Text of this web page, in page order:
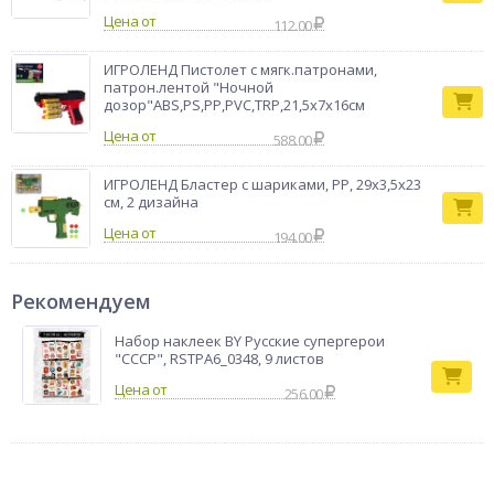
Цена от
112.00
ИГРОЛЕНД Пистолет с мягк.патронами,
патрон.лентой "Ночной
дозор"ABS,PS,PP,PVC,TRP,21,5х7х16см
Цена от
588.00
ИГРОЛЕНД Бластер с шариками, PP, 29х3,5х23
см, 2 дизайна
Цена от
194.00
Рекомендуем
Набор наклеек BY Русские супергерои
"СССР", RSTPA6_0348, 9 листов
256.00